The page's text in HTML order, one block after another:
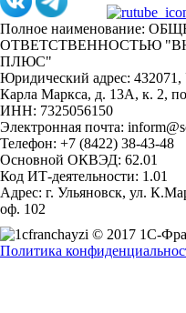
Полное наименование:
ОТВЕТСТВЕННОСТЬЮ
ПЛЮС"
Юридический адрес: 432071,
Карла Маркса, д. 13А, к. 2,
ИНН: 7325056150
Электронная почта:
Телефон: +7 (8422) 38-43-48
Основной ОКВЭД: 62.01
Код ИТ-деятельности: 1.01
Адрес: г. Ульяновск, ул.
оф. 102
© 2017 1С-
Политика